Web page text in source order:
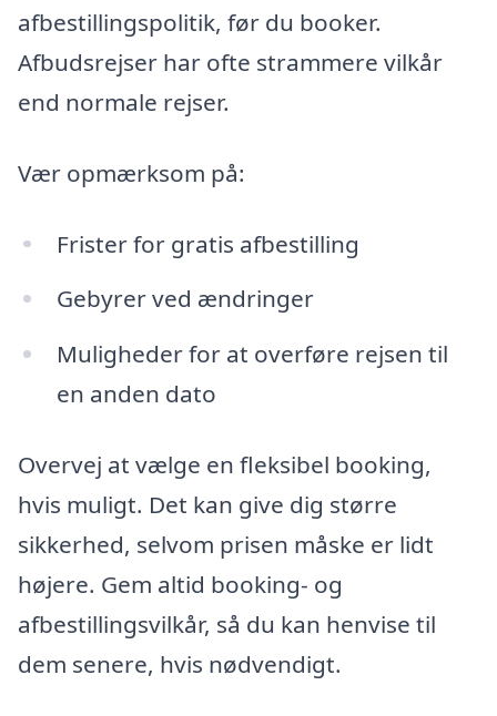
afbestillingspolitik, før du booker.
Afbudsrejser har ofte strammere vilkår
end normale rejser.
Vær opmærksom på:
Frister for gratis afbestilling
Gebyrer ved ændringer
Muligheder for at overføre rejsen til
en anden dato
Overvej at vælge en fleksibel booking,
hvis muligt. Det kan give dig større
sikkerhed, selvom prisen måske er lidt
højere. Gem altid booking- og
afbestillingsvilkår, så du kan henvise til
dem senere, hvis nødvendigt.